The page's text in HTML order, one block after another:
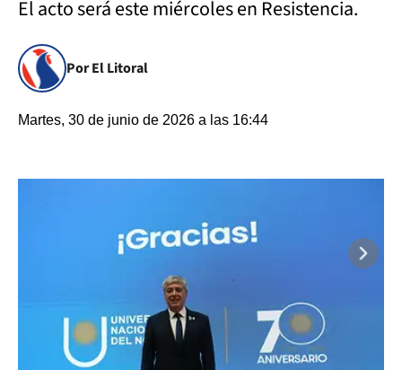
El acto será este miércoles en Resistencia.
Por El Litoral
Martes, 30 de junio de 2026 a las 16:44